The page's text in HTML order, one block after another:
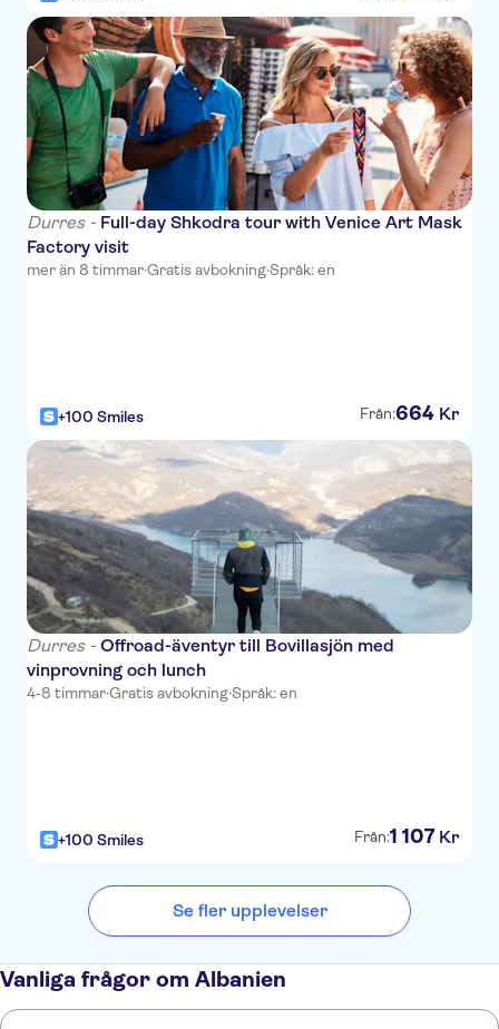
The Plaza Tirana
Ambasador Hotel
Dajti Park Hotel
Continental Vora
Hotel Opera
Hotel Eder
Hotel Viktoria Tirana
Marion Hotel
Eler Hotel
Hotel Aurelis
Moulin Bleu Tirana
Rinas Airport
Jolly Hotel
Ramel Hotel
Dinasty Hotel
Hotel Stela Center
Prestige Hotel
Nord Park Resort
Durres - Full-day Shkodra tour with Venice Art Mask
Factory visit
mer än 8 timmar·Gratis avbokning·Språk: en
+100 Smiles Från:664 Kr
Durres -Offroad-äventyr till Bovillasjön med
vinprovning och lunch
4-8 timmar·Gratis avbokning·Språk: en
+100 Smiles Från:1 107 Kr
Se fler upplevelser
Vanliga frågor om Albanien